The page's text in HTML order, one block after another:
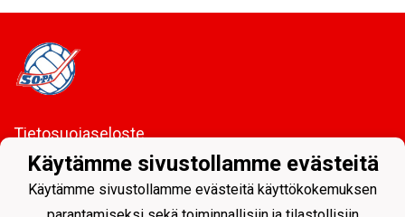
Tietosuojaseloste
Sodankylän Pallo ry - Nuorissa on tulevaisuus
Käytämme sivustollamme evästeitä
Käytämme sivustollamme evästeitä käyttökokemuksen